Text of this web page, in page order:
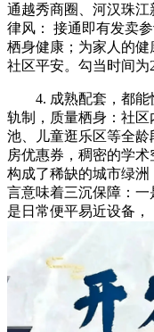
通越秀商圈、河汉珠
律风： 接通即有发卖
栖身健康；为家人的
社区平安。勾当时间为
4. 成熟配套，都能
轨制，质量栖身：社
池、儿童逛乐区等全
房优惠券，稠密的学术
构成了稀缺的城市绿
言意味着三沉保障：
是日常便平易近设备，